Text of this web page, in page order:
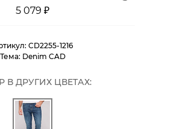
5 079 ₽
CD2255-1216
Тема: Denim CAD
В ДРУГИХ ЦВЕТАХ: